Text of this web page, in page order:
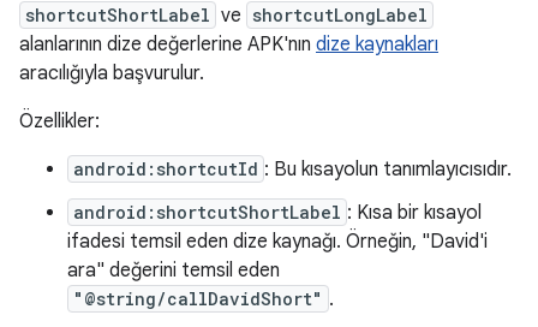
shortcutShortLabel ve shortcutLongLabel
alanlarının dize değerlerine APK'nın dize kaynakları
aracılığıyla başvurulur.
Özellikler:
android:shortcutId : Bu kısayolun tanımlayıcısıdır.
android:shortcutShortLabel : Kısa bir kısayol
ifadesi temsil eden dize kaynağı. Örneğin, "David'i
ara" değerini temsil eden
"@string/callDavidShort" .